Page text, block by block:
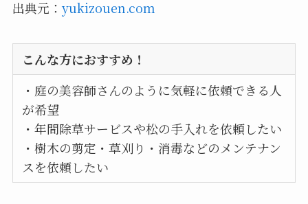
出典元： yukizouen.com
こんな方におすすめ！
・庭の美容師さんのように気軽に依頼できる人
が希望
・年間除草サービスや松の手入れを依頼したい
・樹木の剪定・草刈り・消毒などのメンテナン
スを依頼したい